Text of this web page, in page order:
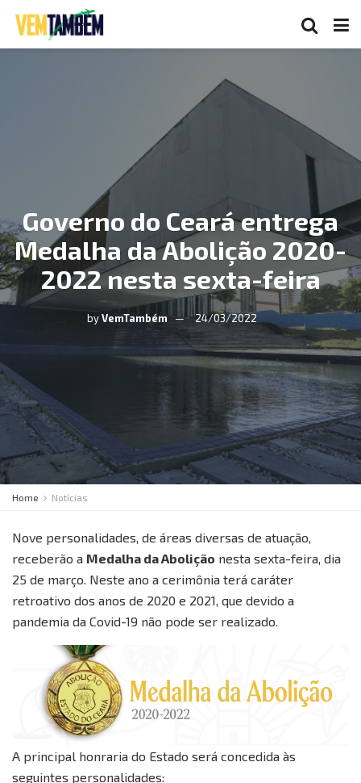
Governo do Ceará entrega
Medalha da Abolição 2020-
2022 nesta sexta-feira
by VemTambém 24/03/2022
Home Notícias
Nove personalidades, de áreas diversas de atuação,
receberão a Medalha da Abolição nesta sexta-feira, dia
25 de março. Neste ano a cerimônia terá caráter
retroativo dos anos de 2020 e 2021, que devido a
pandemia da Covid-19 não pode ser realizado.
A principal honraria do Estado será concedida às
seguintes personalidades: